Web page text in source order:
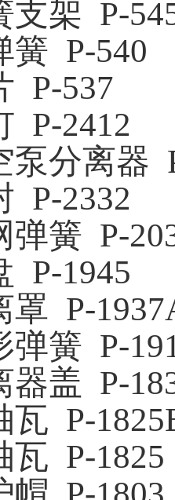
支架 P-
簧 P-540
P-537
P-2412
泵分离器
P-2332
弹簧 P-
P-1945
罩 P-
弹簧 P-
器盖 P-
瓦 P-
瓦 P-1825